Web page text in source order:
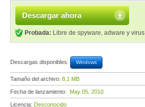
Descargar ahora
Probada: Libre de spyware, adware y virus
Descargas disponibles: Windows
Tamaño del archivo: 8,1 MB
Fecha de lanzamiento: May 05, 2010
Licencia: Desconocido